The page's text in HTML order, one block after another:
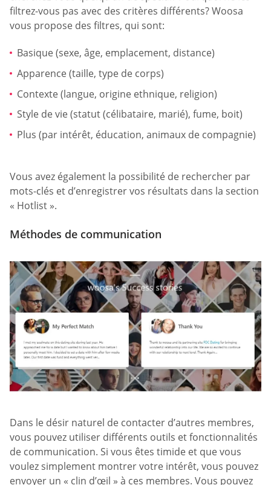
filtrez-vous pas avec des critères différents? Woosa
vous propose des filtres, qui sont:
Basique (sexe, âge, emplacement, distance)
Apparence (taille, type de corps)
Contexte (langue, origine ethnique, religion)
Style de vie (statut (célibataire, marié), fume, boit)
Plus (par intérêt, éducation, animaux de compagnie)
Vous avez également la possibilité de rechercher par
mots-clés et d’enregistrer vos résultats dans la section
« Hotlist ».
Méthodes de communication
Dans le désir naturel de contacter d’autres membres,
vous pouvez utiliser différents outils et fonctionnalités
de communication. Si vous êtes timide et que vous
voulez simplement montrer votre intérêt, vous pouvez
envoyer un « clin d’œil » à ces membres. Vous pouvez